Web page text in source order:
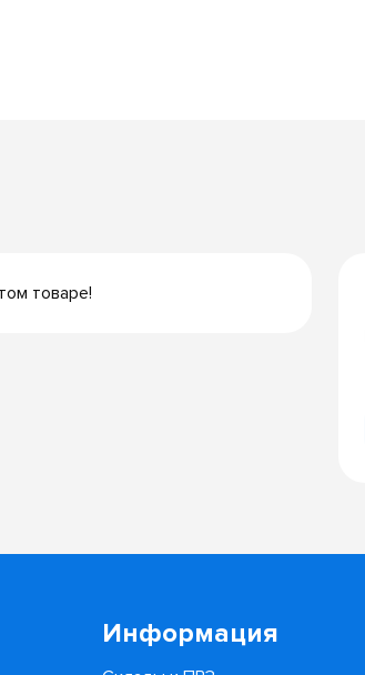
товаре!
Информация